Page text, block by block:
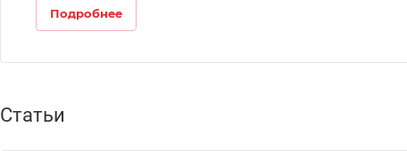
Подробнее
Статьи